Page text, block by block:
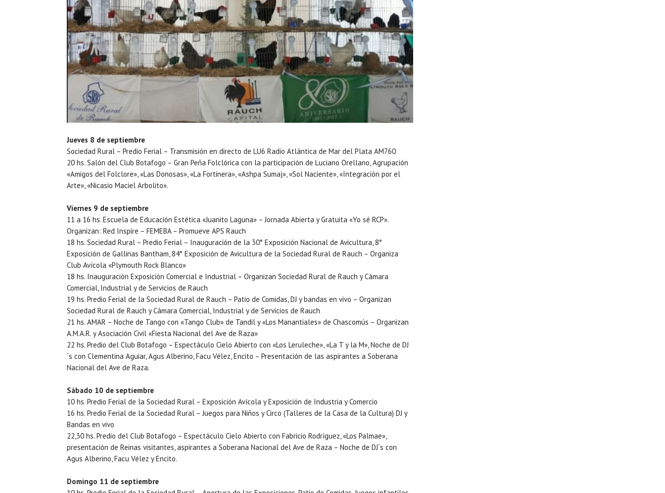
Jueves 8 de septiembre
Sociedad Rural – Predio Ferial – Transmisión en directo de LU6 Radio Atlántica de Mar del Plata AM760
20 hs. Salón del Club Botafogo – Gran Peña Folclórica con la participación de Luciano Orellano, Agrupación
«Amigos del Folclore», «Las Donosas», «La Fortinera», «Ashpa Sumaj», «Sol Naciente», «Integración por el
Arte», «Nicasio Maciel Arbolito».
Viernes 9 de septiembre
11 a 16 hs. Escuela de Educación Estética «Juanito Laguna» – Jornada Abierta y Gratuita «Yo sé RCP».
Organizan: Red Inspire – FEMEBA – Promueve APS Rauch
18 hs. Sociedad Rural – Predio Ferial – Inauguración de la 30° Exposición Nacional de Avicultura, 8°
Exposición de Gallinas Bantham, 84° Exposición de Avicultura de la Sociedad Rural de Rauch – Organiza
Club Avícola «Plymouth Rock Blanco»
18 hs. Inauguración Exposición Comercial e Industrial – Organizan Sociedad Rural de Rauch y Cámara
Comercial, Industrial y de Servicios de Rauch
19 hs. Predio Ferial de la Sociedad Rural de Rauch – Patio de Comidas, DJ y bandas en vivo – Organizan
Sociedad Rural de Rauch y Cámara Comercial, Industrial y de Servicios de Rauch
21 hs. AMAR – Noche de Tango con «Tango Club» de Tandil y «Los Manantiales» de Chascomús – Organizan
A.M.A.R. y Asociación Civil «Fiesta Nacional del Ave de Raza»
22 hs. Predio del Club Botafogo – Espectáculo Cielo Abierto con «Los Leruleche», «La T y la M», Noche de DJ
´s con Clementina Aguiar, Agus Alberino, Facu Vélez, Encito – Presentación de las aspirantes a Soberana
Nacional del Ave de Raza.
Sábado 10 de septiembre
10 hs. Predio Ferial de la Sociedad Rural – Exposición Avícola y Exposición de Industria y Comercio
16 hs. Predio Ferial de la Sociedad Rural – Juegos para Niños y Circo (Talleres de la Casa de la Cultura) DJ y
Bandas en vivo
22,30 hs. Predio del Club Botafogo – Espectáculo Cielo Abierto con Fabricio Rodríguez, «Los Palmae»,
presentación de Reinas visitantes, aspirantes a Soberana Nacional del Ave de Raza – Noche de DJ´s con
Agus Alberino, Facu Vélez y Encito.
Domingo 11 de septiembre